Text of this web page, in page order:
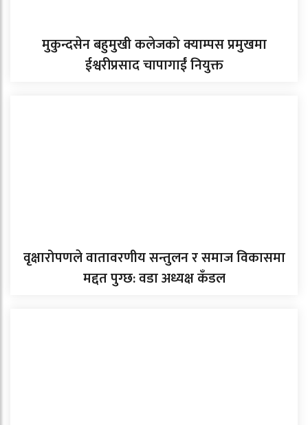
मुकुन्दसेन बहुमुखी कलेजको क्याम्पस प्रमुखमा
ईश्वरीप्रसाद चापागाईं नियुक्त
वृक्षारोपणले वातावरणीय सन्तुलन र समाज विकासमा
मद्दत पुग्छ: वडा अध्यक्ष कँडल